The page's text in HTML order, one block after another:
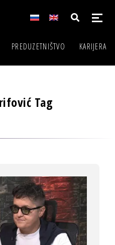
PREDUZETNIŠTVO KARIJERA
Tag